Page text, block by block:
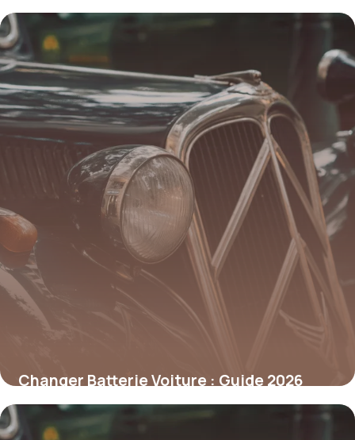
2026
24 juin 2026
Changer Batterie Voiture : Guide 2026
Étapes
23 juin 2026